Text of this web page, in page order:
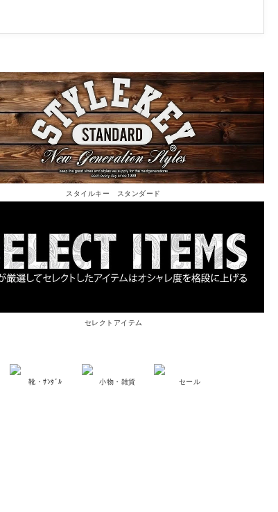
スタイルキー スタンダード
セレクトアイテム
靴・ｻﾝﾀﾞﾙ 小物・雑貨 セール